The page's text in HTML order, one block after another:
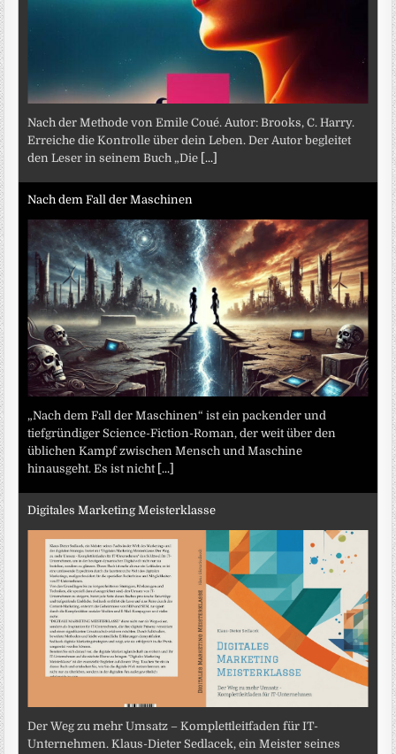
Nach der Methode von Emile Coué. Autor: Brooks, C. Harry.
Erreiche die Kontrolle über dein Leben. Der Autor begleitet
den Leser in seinem Buch „Die [...]
Nach dem Fall der Maschinen
„Nach dem Fall der Maschinen“ ist ein packender und
tiefgründiger Science-Fiction-Roman, der weit über den
üblichen Kampf zwischen Mensch und Maschine
hinausgeht. Es ist nicht [...]
Digitales Marketing Meisterklasse
Der Weg zu mehr Umsatz – Komplettleitfaden für IT-
Unternehmen. Klaus-Dieter Sedlacek, ein Meister seines